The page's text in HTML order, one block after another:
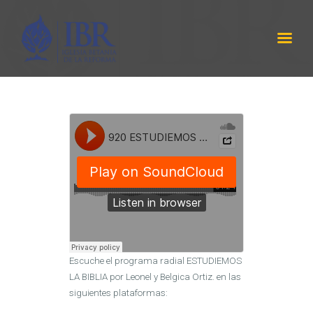
SERMÓNES
PROGRAMA RADIAL
ACERCA DE NOSOTROS
CONTÁCTANOS
EQUIPO DE TRABAJO
Escuche el programa radial ESTUDIEMOS
LA BIBLIA por Leonel y Belgica Ortiz. en las
siguientes plataformas: